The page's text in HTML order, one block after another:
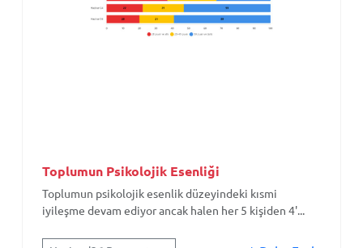
Toplumun Psikolojik Esenliği
Toplumun psikolojik esenlik düzeyindeki kısmi
iyileşme devam ediyor ancak halen her 5 kişiden 4'...